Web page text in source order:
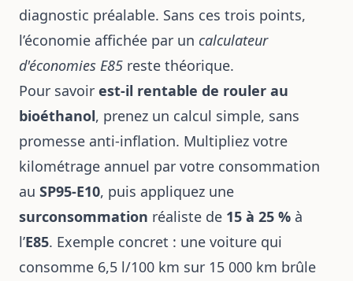
diagnostic préalable. Sans ces trois points,
l’économie affichée par un calculateur
d'économies E85 reste théorique.
Pour savoir est-il rentable de rouler au
bioéthanol, prenez un calcul simple, sans
promesse anti-inflation. Multipliez votre
kilométrage annuel par votre consommation
au SP95-E10, puis appliquez une
surconsommation réaliste de 15 à 25 % à
l’E85. Exemple concret : une voiture qui
consomme 6,5 l/100 km sur 15 000 km brûle